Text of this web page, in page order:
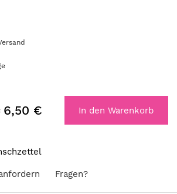
6,50 € In den Warenkorb
Fragen?